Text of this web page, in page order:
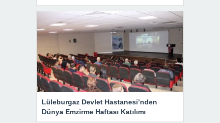
Lüleburgaz Devlet Hastanesi’nden
Dünya Emzirme Haftası Katılımı